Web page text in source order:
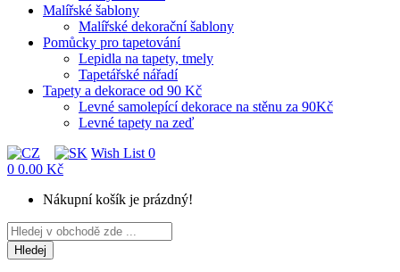
Malířské šablony
Malířské dekorační šablony
Pomůcky pro tapetování
Lepidla na tapety, tmely
Tapetářské nářadí
Tapety a dekorace od 90 Kč
Levné samolepící dekorace na stěnu za 90Kč
Levné tapety na zeď
Wish List 0
0 0.00 Kč
Nákupní košík je prázdný!
Hledej